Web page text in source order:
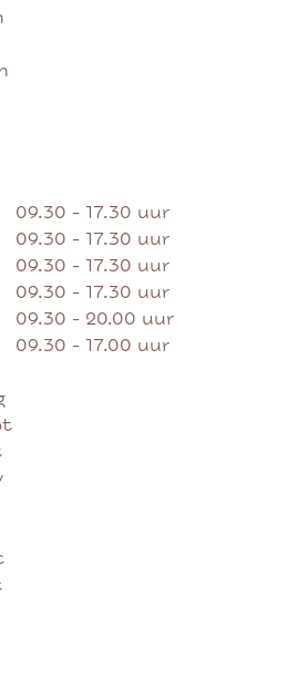
09.30 - 17.30 uur
09.30 - 17.30 uur
09.30 - 17.30 uur
09.30 - 17.30 uur
09.30 - 20.00 uur
09.30 - 17.00 uur